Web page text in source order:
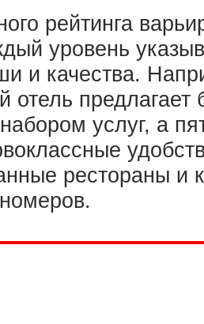
рейтинга
уровень
и качества.
отель
услуг, а
рестораны и